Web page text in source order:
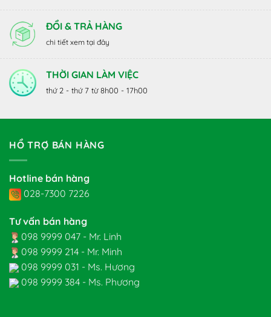
ĐỔI & TRẢ HÀNG
chi tiết xem tại đây
THỜI GIAN LÀM VIỆC
thứ 2 - thứ 7 từ 8h00 - 17h00
HỔ TRỢ BÁN HÀNG
Hotline bán hàng
028-7300 7226
Tư vấn bán hàng
098 9999 047 - Mr. Linh
098 9999 214 - Mr. Minh
098 9999 031 - Ms. Hương
098 9999 384 - Ms. Phương